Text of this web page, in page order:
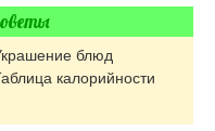
блюд
калорийности